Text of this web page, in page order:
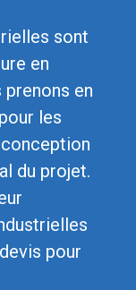
sont
en
en
les
du projet.
pour